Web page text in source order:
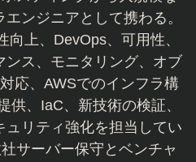
替
え
ンジニアとして携わる。
上、DevOps、可用性、
ンス、モニタリング、オブ
応、AWSでのインフラ構
供、IaC、新技術の検証、
ュリティ強化を担当してい
サーバー保守とベンチャ